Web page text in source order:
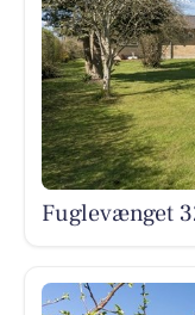
Fuglevænget